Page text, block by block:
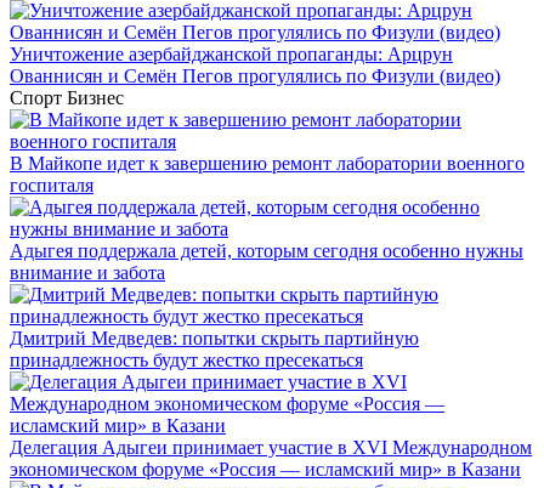
Уничтожение азербайджанской пропаганды: Арцрун
Ованнисян и Семён Пегов прогулялись по Физули (видео)
Спорт Бизнес
В Майкопе идет к завершению ремонт лаборатории военного
госпиталя
Адыгея поддержала детей, которым сегодня особенно нужны
внимание и забота
Дмитрий Медведев: попытки скрыть партийную
принадлежность будут жестко пресекаться
Делегация Адыгеи принимает участие в XVI Международном
экономическом форуме «Россия — исламский мир» в Казани